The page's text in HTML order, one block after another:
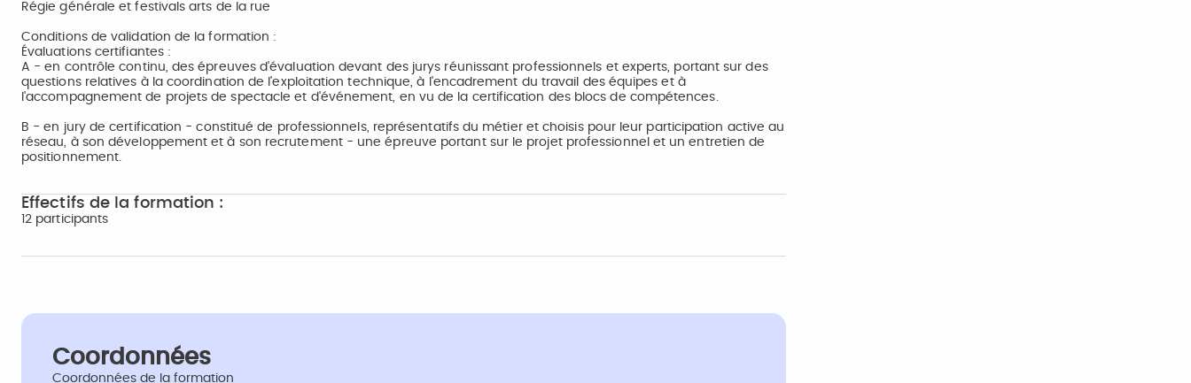
Régie générale et festivals arts de la rue
Conditions de validation de la formation :
Évaluations certifiantes :
A - en contrôle continu, des épreuves d'évaluation devant des jurys réunissant professionnels et experts, portant sur des
questions relatives à la coordination de l'exploitation technique, à l'encadrement du travail des équipes et à
l'accompagnement de projets de spectacle et d'événement, en vu de la certification des blocs de compétences.
B - en jury de certification - constitué de professionnels, représentatifs du métier et choisis pour leur participation active au
réseau, à son développement et à son recrutement - une épreuve portant sur le projet professionnel et un entretien de
positionnement.
Effectifs de la formation :
12 participants
Coordonnées
Coordonnées de la formation